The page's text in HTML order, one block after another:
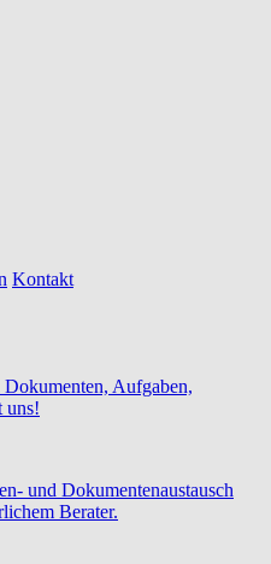
Kontakt
Aufgaben,
uns!
und Dokumentenaustausch
Berater.